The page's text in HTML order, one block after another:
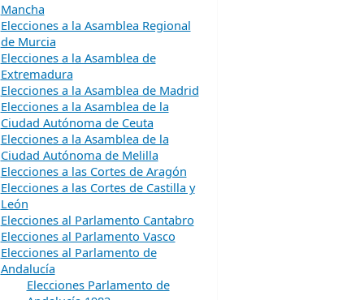
Mancha
Elecciones a la Asamblea Regional
de Murcia
Elecciones a la Asamblea de
Extremadura
Elecciones a la Asamblea de Madrid
Elecciones a la Asamblea de la
Ciudad Autónoma de Ceuta
Elecciones a la Asamblea de la
Ciudad Autónoma de Melilla
Elecciones a las Cortes de Aragón
Elecciones a las Cortes de Castilla y
León
Elecciones al Parlamento Cantabro
Elecciones al Parlamento Vasco
Elecciones al Parlamento de
Andalucía
Elecciones Parlamento de